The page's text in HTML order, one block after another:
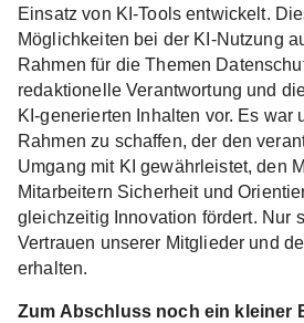
Einsatz von KI-Tools entwickelt.
Möglichkeiten bei der KI-Nutzung
Rahmen für die Themen
redaktionelle Verantwortung und
KI-generierten Inhalten vor. Es war
Rahmen zu schaffen, der den
Umgang mit KI gewährleistet, den
Mitarbeitern Sicherheit und
gleichzeitig Innovation fördert. Nur
Vertrauen unserer Mitglieder und
erhalten.
Zum Abschluss noch ein kleiner